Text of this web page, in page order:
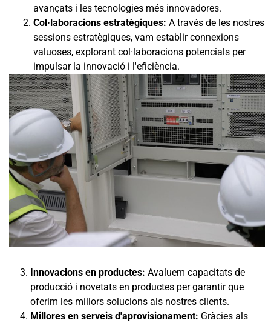
avançats i les tecnologies més innovadores.
Col·laboracions estratègiques: A través de les nostres
sessions estratègiques, vam establir connexions
valuoses, explorant col·laboracions potencials per
impulsar la innovació i l'eficiència.
Innovacions en productes: Avaluem capacitats de
producció i novetats en productes per garantir que
oferim les millors solucions als nostres clients.
Millores en serveis d'aprovisionament: Gràcies als